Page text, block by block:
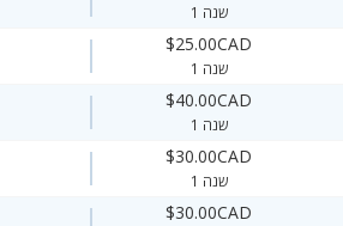
1 שנה
$25.00CAD
1 שנה
$40.00CAD
1 שנה
$30.00CAD
1 שנה
$30.00CAD